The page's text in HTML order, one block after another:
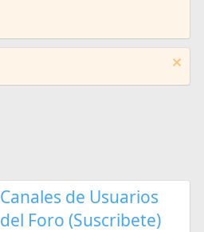
Canales de Usuarios
del Foro (Suscribete)